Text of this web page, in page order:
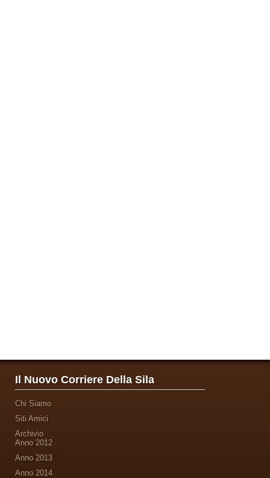
Il Nuovo Corriere Della Sila
Chi Siamo
Siti Amici
Archivio
Anno 2012
Anno 2013
Anno 2014